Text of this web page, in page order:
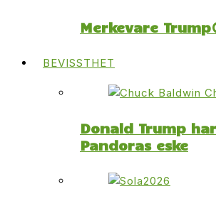
Merkevare
BEVISSTHET
Donald Trump
Pandoras eske